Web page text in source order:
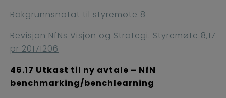
Bakgrunnsnotat til styremøte 8
Revisjon NfNs Visjon og Strategi. Styremøte 8,17
pr 20171206
46.17 Utkast til ny avtale – NfN
benchmarking/benchlearning